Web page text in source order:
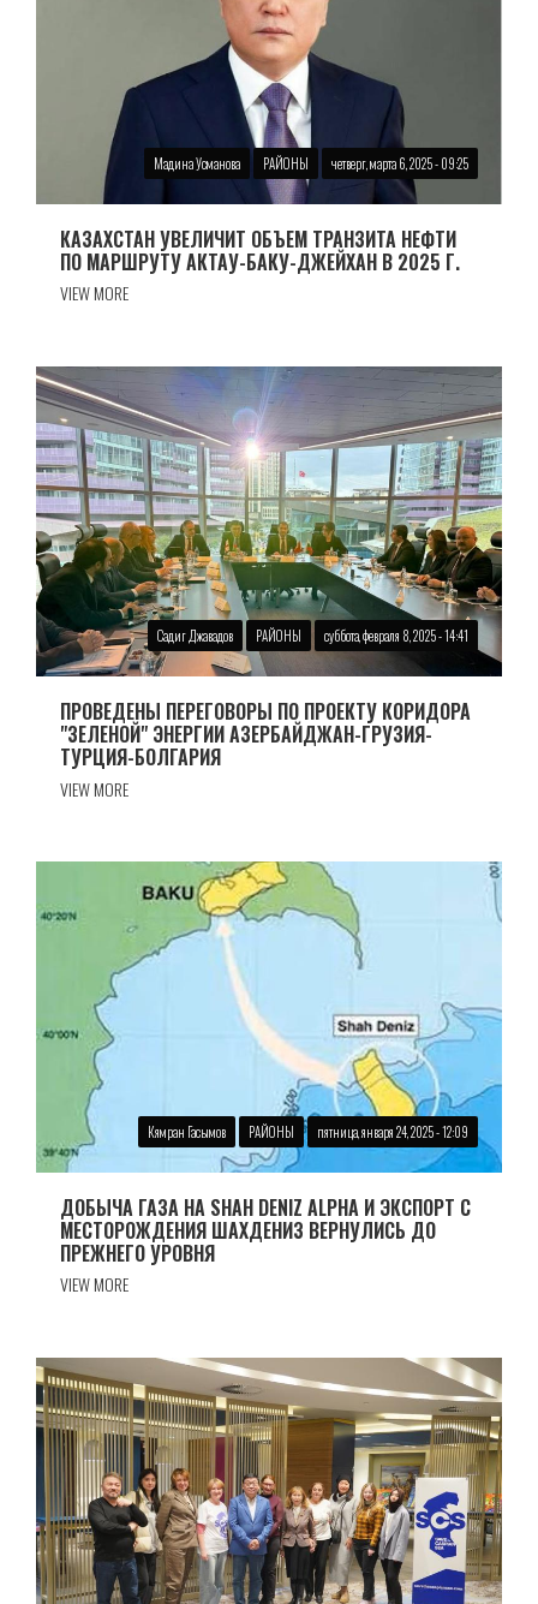
Мадина Усманова РАЙОНЫ четверг, марта 6, 2025 - 09:25
КАЗАХСТАН УВЕЛИЧИТ ОБЪЕМ ТРАНЗИТА НЕФТИ
ПО МАРШРУТУ АКТАУ-БАКУ-ДЖЕЙХАН В 2025 Г.
VIEW MORE
Садиг Джавадов РАЙОНЫ суббота, февраля 8, 2025 - 14:41
ПРОВЕДЕНЫ ПЕРЕГОВОРЫ ПО ПРОЕКТУ КОРИДОРА
"ЗЕЛЕНОЙ" ЭНЕРГИИ АЗЕРБАЙДЖАН-ГРУЗИЯ-
ТУРЦИЯ-БОЛГАРИЯ
VIEW MORE
Кямран Гасымов РАЙОНЫ пятница, января 24, 2025 - 12:09
ДОБЫЧА ГАЗА НА SHAH DENIZ ALPHA И ЭКСПОРТ С
МЕСТОРОЖДЕНИЯ ШАХДЕНИЗ ВЕРНУЛИСЬ ДО
ПРЕЖНЕГО УРОВНЯ
VIEW MORE